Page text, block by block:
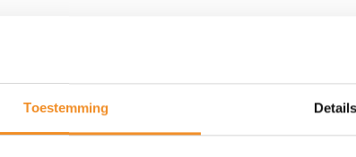
Toestemming Details
Tweedehands